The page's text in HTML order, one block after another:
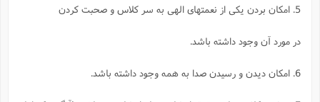
5. امكان بردن يكى از نعمتهاى الهى به سر كلاس و صحبت كردن
در مورد آن وجود داشته باشد.
6. امكان ديدن و رسيدن صدا به همه وجود داشته باشد.